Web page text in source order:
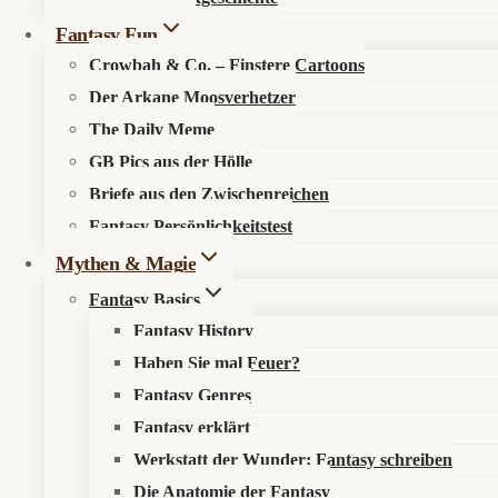
Fantasy Fun
Crowbah & Co. – Finstere Cartoons
Der Arkane Moosverhetzer
The Daily Meme
GB Pics aus der Hölle
Briefe aus den Zwischenreichen
Fantasy Persönlichkeitstest
Mythen & Magie
Fantasy Basics
Fantasy History
Haben Sie mal Feuer?
Fantasy Genres
Fantasy erklärt
Werkstatt der Wunder: Fantasy schreiben
Die Anatomie der Fantasy
🔍Suche im Fantasykosmos
Spüre verborgene Pfade auf, entdecke neue Werke oder